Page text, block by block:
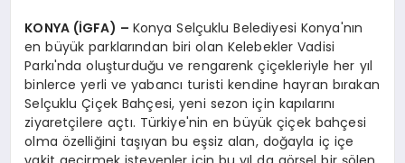
KONYA (İGFA) – Konya Selçuklu Belediyesi Konya'nın
en büyük parklarından biri olan Kelebekler Vadisi
Parkı'nda oluşturduğu ve rengarenk çiçekleriyle her yıl
binlerce yerli ve yabancı turisti kendine hayran bırakan
Selçuklu Çiçek Bahçesi, yeni sezon için kapılarını
ziyaretçilere açtı. Türkiye'nin en büyük çiçek bahçesi
olma özelliğini taşıyan bu eşsiz alan, doğayla iç içe